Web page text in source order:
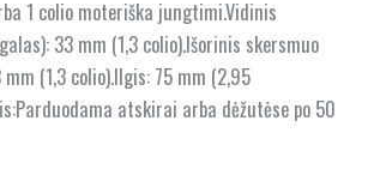
1 colio moteriška jungtimi.Vidinis
33 mm (1,3 colio).Išorinis skersmuo
(1,3 colio).Ilgis: 75 mm (2,95
atskirai arba dėžutėse po 50